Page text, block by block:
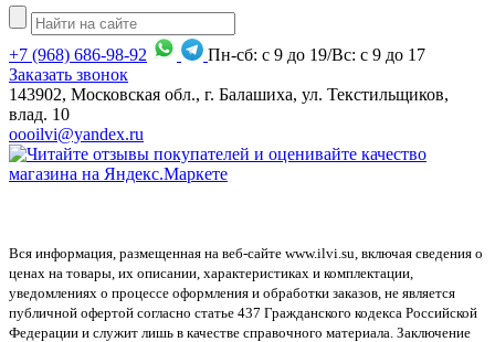
+7 (968) 686-98-92
Пн-сб: с 9 до 19/Вс: с 9 до 17
Заказать звонок
143902, Московская обл., г. Балашиха, ул. Текстильщиков,
влад. 10
oooilvi@yandex.ru
Вся информация, размещенная на веб-сайте www.ilvi.su, включая сведения о
ценах на товары, их описании, характеристиках и комплектации,
уведомлениях о процессе оформления и обработки заказов, не является
публичной офертой согласно статье 437 Гражданского кодекса Российской
Федерации и служит лишь в качестве справочного материала. Заключение